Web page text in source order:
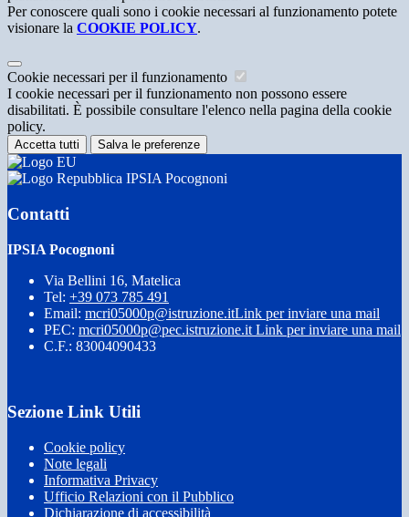
Per conoscere quali sono i cookie necessari al funzionamento potete
visionare la COOKIE POLICY.
Cookie necessari per il funzionamento
I cookie necessari per il funzionamento non possono essere
disabilitati. È possibile consultare l'elenco nella pagina della cookie
policy.
Accetta tutti Salva le preferenze
IPSIA Pocognoni
Contatti
IPSIA Pocognoni
Via Bellini 16, Matelica
Tel: +39 073 785 491
Email: mcri05000p@istruzione.itLink per inviare una mail
PEC: mcri05000p@pec.istruzione.it Link per inviare una mail
C.F.: 83004090433
Sezione Link Utili
Cookie policy
Note legali
Informativa Privacy
Ufficio Relazioni con il Pubblico
Dichiarazione di accessibilità